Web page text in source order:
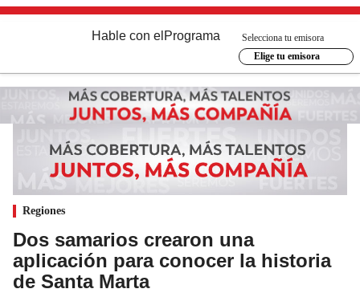
Hable con el Programa
Selecciona tu emisora
Elige tu emisora
Regiones
Dos samarios crearon una
aplicación para conocer la historia
de Santa Marta